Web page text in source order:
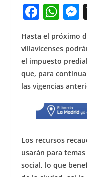
F
a
c
e
b
o
o
k
W
h
at
s
A
p
p
e
e
Hasta el próximo
villavicenses
el impuesto
que, para
las vigencias
Los recursos
usarán para
social, lo que